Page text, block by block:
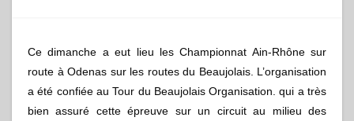
Odenas
(69)
Ce dimanche a eut lieu les Championnat Ain-Rhône sur
route à Odenas sur les routes du Beaujolais. L’organisation
a été confiée au Tour du Beaujolais Organisation. qui a très
bien assuré cette épreuve sur un circuit au milieu des